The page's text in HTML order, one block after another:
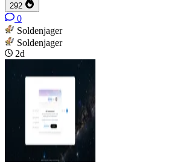
292
0
Soldenjager
Soldenjager
2d